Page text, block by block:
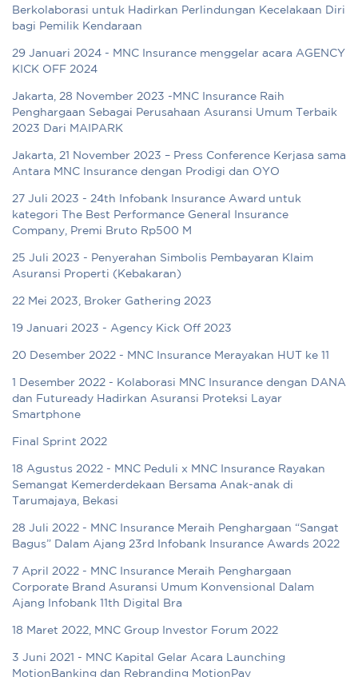
Berkolaborasi untuk Hadirkan Perlindungan Kecelakaan Diri
bagi Pemilik Kendaraan
29 Januari 2024 - MNC Insurance menggelar acara AGENCY
KICK OFF 2024
Jakarta, 28 November 2023 -MNC Insurance Raih
Penghargaan Sebagai Perusahaan Asuransi Umum Terbaik
2023 Dari MAIPARK
Jakarta, 21 November 2023 – Press Conference Kerjasa sama
Antara MNC Insurance dengan Prodigi dan OYO
27 Juli 2023 - 24th Infobank Insurance Award untuk
kategori The Best Performance General Insurance
Company, Premi Bruto Rp500 M
25 Juli 2023 - Penyerahan Simbolis Pembayaran Klaim
Asuransi Properti (Kebakaran)
22 Mei 2023, Broker Gathering 2023
19 Januari 2023 - Agency Kick Off 2023
20 Desember 2022 - MNC Insurance Merayakan HUT ke 11
1 Desember 2022 - Kolaborasi MNC Insurance dengan DANA
dan Futuready Hadirkan Asuransi Proteksi Layar
Smartphone
Final Sprint 2022
18 Agustus 2022 - MNC Peduli x MNC Insurance Rayakan
Semangat Kemerderdekaan Bersama Anak-anak di
Tarumajaya, Bekasi
28 Juli 2022 - MNC Insurance Meraih Penghargaan “Sangat
Bagus” Dalam Ajang 23rd Infobank Insurance Awards 2022
7 April 2022 - MNC Insurance Meraih Penghargaan
Corporate Brand Asuransi Umum Konvensional Dalam
Ajang Infobank 11th Digital Bra
18 Maret 2022, MNC Group Investor Forum 2022
3 Juni 2021 - MNC Kapital Gelar Acara Launching
MotionBanking dan Rebranding MotionPay